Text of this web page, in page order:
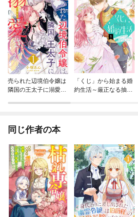
売られた辺境伯令嬢は
隣国の王太子に溺愛さ
「くじ」から始まる婚
約生活～厳正なる抽選
同じ作者の本